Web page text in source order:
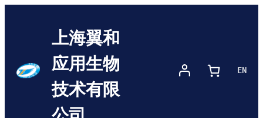
上海翼和
应用生物
技术有限
EN